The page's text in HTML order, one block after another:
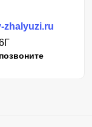
zhalyuzi.ru